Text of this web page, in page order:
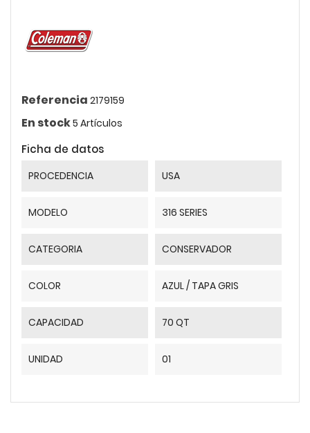
Referencia 2179159
En stock5 Artículos
Ficha de datos
PROCEDENCIA USA
MODELO 316 SERIES
CATEGORIA CONSERVADOR
COLOR AZUL / TAPA GRIS
CAPACIDAD 70 QT
UNIDAD 01